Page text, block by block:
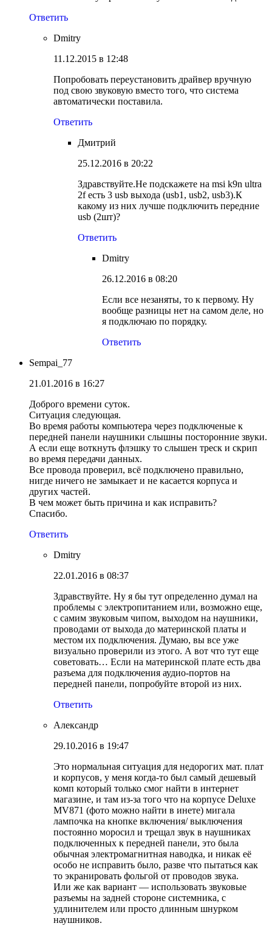
Ответить
Dmitry
11.12.2015 в 12:48
Попробовать переустановить драйвер вручную
под свою звуковую вместо того, что система
автоматически поставила.
Ответить
Дмитрий
25.12.2016 в 20:22
Здравствуйте.Не подскажете на msi k9n ultra
2f есть 3 usb выхода (usb1, usb2, usb3).К
какому из них лучше подключить передние
usb (2шт)?
Ответить
Dmitry
26.12.2016 в 08:20
Если все незаняты, то к первому. Ну
вообще разницы нет на самом деле, но
я подключаю по порядку.
Ответить
Sempai_77
21.01.2016 в 16:27
Доброго времени суток.
Ситуация следующая.
Во время работы компьютера через подключеные к
передней панели наушники слышны посторонние звуки.
А если еще воткнуть флэшку то слышен треск и скрип
во время передачи данных.
Все провода проверил, всё подключено правильно,
нигде ничего не замыкает и не касается корпуса и
других частей.
В чем может быть причина и как исправить?
Спасибо.
Ответить
Dmitry
22.01.2016 в 08:37
Здравствуйте. Ну я бы тут определенно думал на
проблемы с электропитанием или, возможно еще,
с самим звуковым чипом, выходом на наушники,
проводами от выхода до материнской платы и
местом их подключения. Думаю, вы все уже
визуально проверили из этого. А вот что тут еще
советовать… Если на материнской плате есть два
разъема для подключения аудио-портов на
передней панели, попробуйте второй из них.
Ответить
Александр
29.10.2016 в 19:47
Это нормальная ситуация для недорогих мат. плат
и корпусов, у меня когда-то был самый дешевый
комп который только смог найти в интернет
магазине, и там из-за того что на корпусе Deluxe
MV871 (фото можно найти в инете) мигала
лампочка на кнопке включения/ выключения
постоянно моросил и трещал звук в наушниках
подключенных к передней панели, это была
обычная электромагнитная наводка, и никак её
особо не исправить было, разве что пытаться как
то экранировать фольгой от проводов звука.
Или же как вариант — использовать звуковые
разъемы на задней стороне системника, с
удлинителем или просто длинным шнурком
наушников.